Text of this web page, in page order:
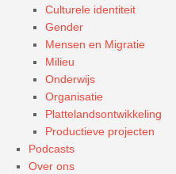
Culturele identiteit
Gender
Mensen en Migratie
Milieu
Onderwijs
Organisatie
Plattelandsontwikkeling
Productieve projecten
Podcasts
Over ons